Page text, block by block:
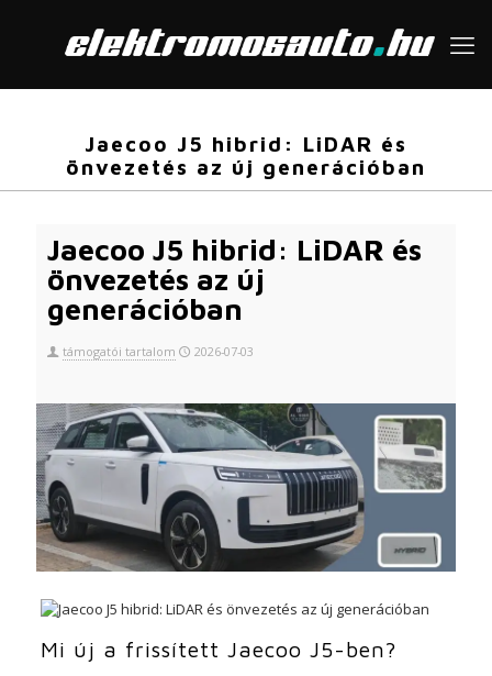
Jaecoo J5 hibrid: LiDAR és
önvezetés az új generációban
Jaecoo J5 hibrid: LiDAR és
önvezetés az új
generációban
támogatói tartalom 2026-07-03
Mi új a frissített Jaecoo J5-ben?